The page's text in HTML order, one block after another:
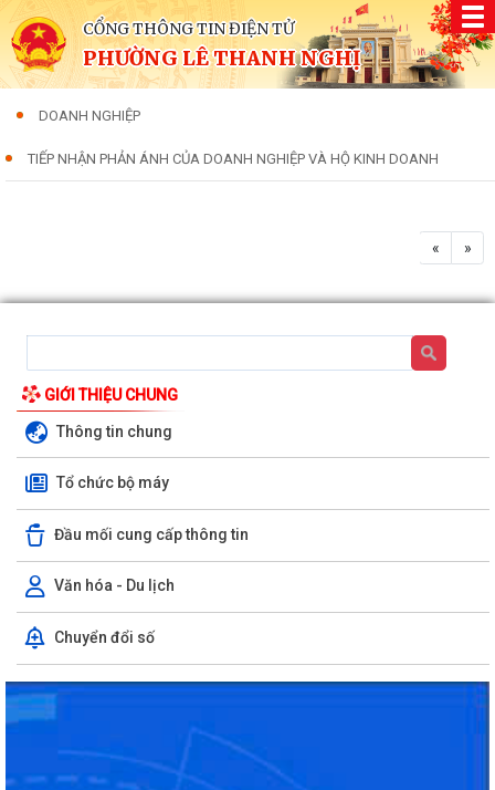
CỔNG THÔNG TIN ĐIỆN TỬ
PHƯỜNG LÊ THANH NGHỊ
DOANH NGHIỆP
TIẾP NHẬN PHẢN ÁNH CỦA DOANH NGHIỆP VÀ HỘ KINH DOANH
« »
GIỚI THIỆU CHUNG
Thông tin chung
Tổ chức bộ máy
Đầu mối cung cấp thông tin
Văn hóa - Du lịch
Chuyển đổi số